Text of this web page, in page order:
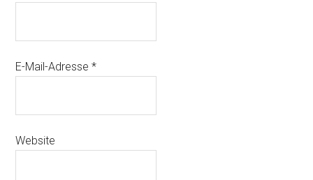
E-Mail-Adresse*
Website